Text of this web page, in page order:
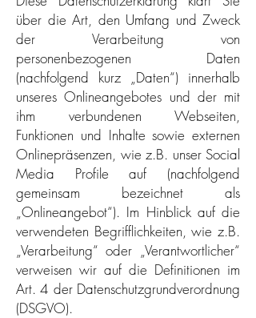
über die Art, den Umfang und Zweck
der Verarbeitung von
personenbezogenen Daten
(nachfolgend kurz „Daten“) innerhalb
unseres Onlineangebotes und der mit
ihm verbundenen Webseiten,
Funktionen und Inhalte sowie externen
Onlinepräsenzen, wie z.B. unser Social
Media Profile auf (nachfolgend
gemeinsam bezeichnet als
„Onlineangebot“). Im Hinblick auf die
verwendeten Begrifflichkeiten, wie z.B.
„Verarbeitung“ oder „Verantwortlicher“
verweisen wir auf die Definitionen im
Art. 4 der Datenschutzgrundverordnung
(DSGVO).